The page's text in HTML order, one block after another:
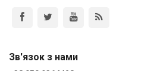
Зв'язок з нами